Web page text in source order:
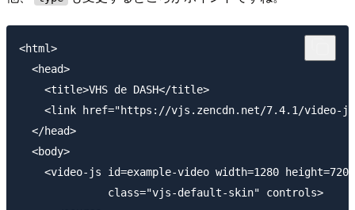
<html>
  <head>
    <title>VHS de DASH</title>
<link href="https://vjs.zencdn.net/7.4.1/video-
  </head>
  <body>
    <video-js id=example-video width=1280 height=720
              class="vjs-default-skin" controls>